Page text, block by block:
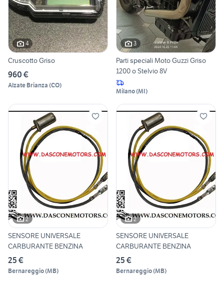
4
Cruscotto Griso
960 €
Alzate Brianza (CO)
3
Parti speciali Moto Guzzi Griso
1200 o Stelvio 8V
Milano(MI)
2
SENSORE UNIVERSALE
CARBURANTE BENZINA
25 €
Bernareggio(MB)
2
SENSORE UNIVERSALE
CARBURANTE BENZINA
25 €
Bernareggio(MB)